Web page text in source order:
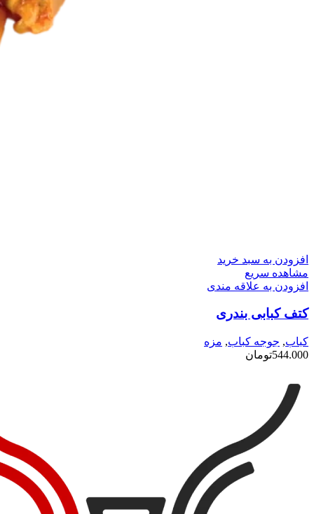
افزودن به سبد خرید
مشاهده سریع
افزودن به علاقه مندی
کتف کبابی بندری
کباب, جوجه کباب, مزه
544.000تومان